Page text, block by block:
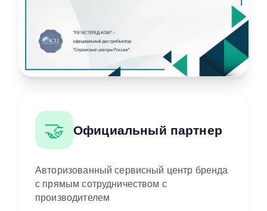
🤝 Официальный партнер
Авторизованный сервисный центр бренда
с прямым сотрудничеством с
производителем